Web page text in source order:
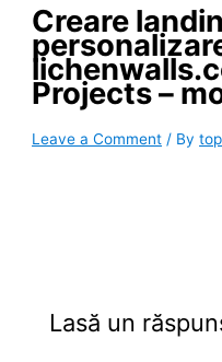
Creare
Projects –
Leave a Comment / By
Lasă un